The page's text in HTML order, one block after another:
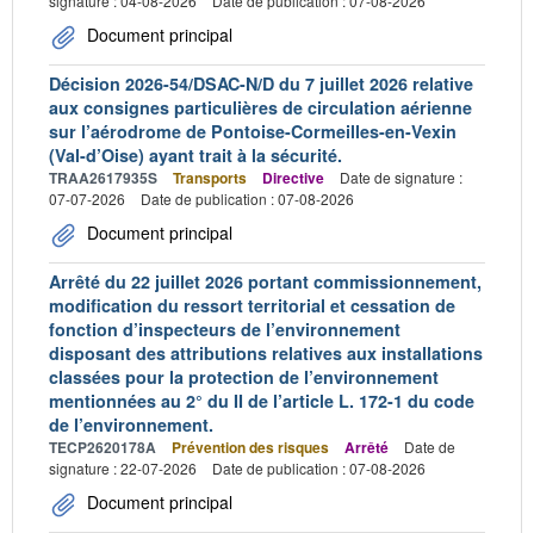
Document principal
Décision 2026-54/DSAC-N/D du 7 juillet 2026 relative
aux consignes particulières de circulation aérienne
sur l’aérodrome de Pontoise-Cormeilles-en-Vexin
(Val-d’Oise) ayant trait à la sécurité.
TRAA2617935S Transports Directive
Date de signature :
07-07-2026
Date de publication : 07-08-2026
Document principal
Arrêté du 22 juillet 2026 portant commissionnement,
modification du ressort territorial et cessation de
fonction d’inspecteurs de l’environnement
disposant des attributions relatives aux installations
classées pour la protection de l’environnement
mentionnées au 2° du II de l’article L. 172-1 du code
de l’environnement.
TECP2620178A Prévention des risques Arrêté
Date de
signature : 22-07-2026
Date de publication : 07-08-2026
Document principal